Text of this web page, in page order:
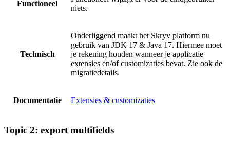
Functioneel
niets.
Technisch
Onderliggend maakt het Skryv platform nu
gebruik van JDK 17 & Java 17. Hiermee moet
je rekening houden wanneer je applicatie
extensies en/of customizaties bevat. Zie ook de
migratiedetails.
Documentatie Extensies & customizaties
Topic 2: export multifields